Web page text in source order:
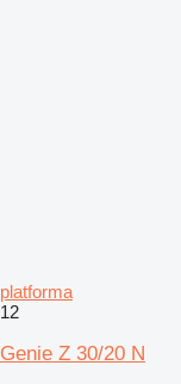
platforma
12
Genie Z 30/20 N